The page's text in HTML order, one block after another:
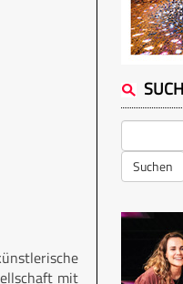
mit
Suchen